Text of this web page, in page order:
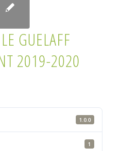
GUELAFF
2019-2020
1.0.0
1